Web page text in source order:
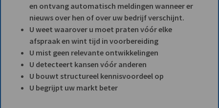
en ontvang automatisch meldingen wanneer er
nieuws over hen of over uw bedrijf verschijnt.
U weet waarover u moet praten vóór elke
afspraak en wint tijd in voorbereiding
U mist geen relevante ontwikkelingen
U detecteert kansen vóór anderen
U bouwt structureel kennisvoordeel op
U begrijpt uw markt beter